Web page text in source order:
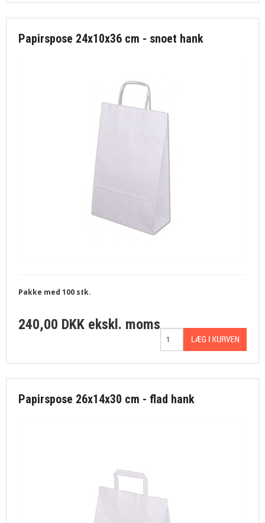
Papirspose 24x10x36 cm - snoet hank
Pakke med 100 stk.
240,00 DKK ekskl. moms
Papirspose 26x14x30 cm - flad hank